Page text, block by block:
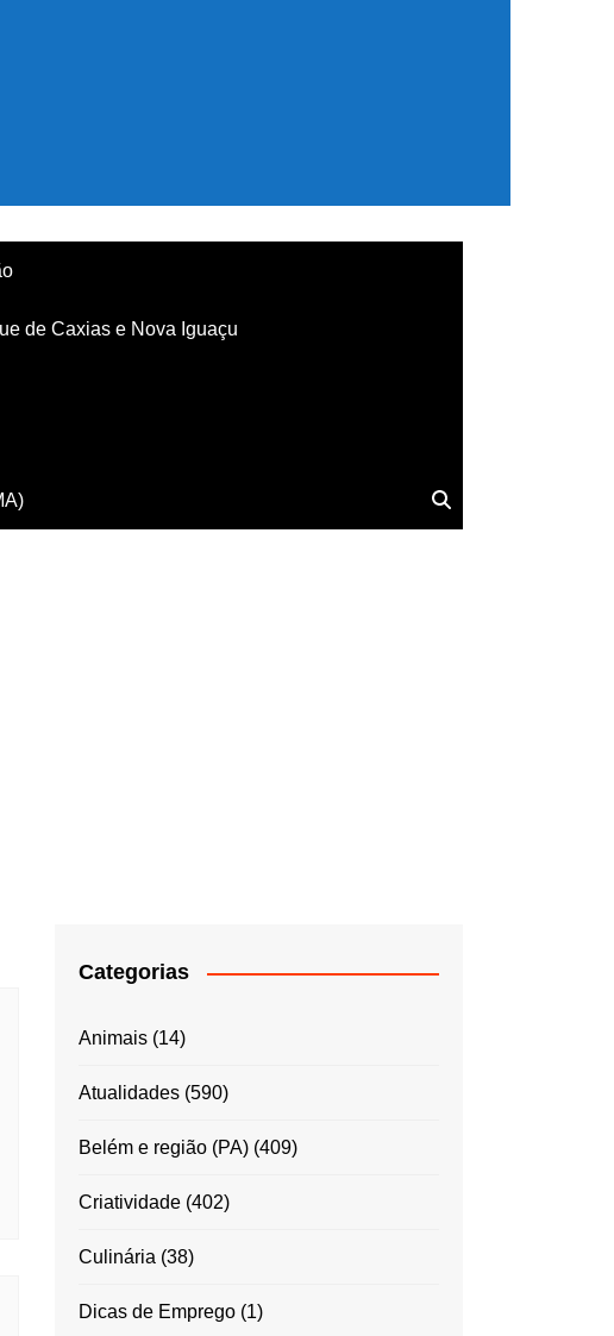
de Caxias e Nova Iguaçu
Categorias
Animais(14)
Atualidades(590)
Belém e região (PA)(409)
Criatividade(402)
Culinária (38)
Dicas de Emprego(1)